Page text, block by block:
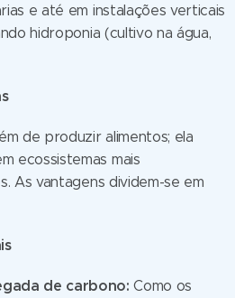
e até em instalações verticais
hidroponia (cultivo na água,
de produzir alimentos; ela
ecossistemas mais
As vantagens dividem-se em
de carbono: Como os